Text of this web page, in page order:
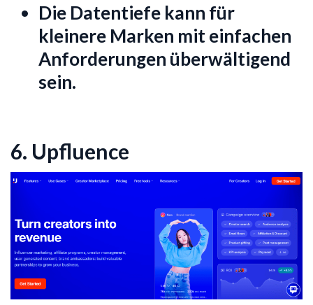
Die Datentiefe kann für
kleinere Marken mit einfachen
Anforderungen überwältigend
sein.
6. Upfluence